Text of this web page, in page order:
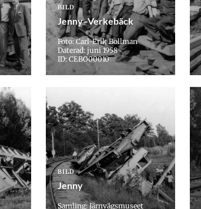
BILD
Jenny–Verkebäck
Foto: Carl-Erik Bollman
Daterad: juni 1958
ID: CEBO00010
BILD
Jenny
Samling: Järnvägsmuseet